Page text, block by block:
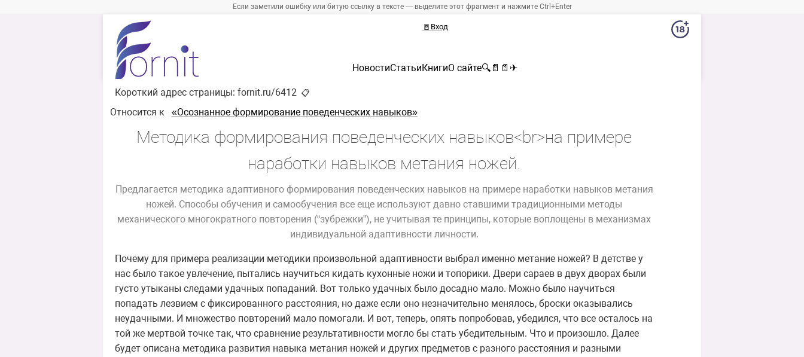
Если заметили ошибку или битую ссылку в тексте — выделите этот фрагмент и нажмите Ctrl+Enter
🚪 Вход
НовостиСтатьиКнигиО сайте🔍 📄 📄 ✈
Короткий адрес страницы: fornit.ru/6412 📋
Относится к «Осознанное формирование поведенческих навыков»
Методика формирования поведенческих навыков<br>на примере
наработки навыков метания ножей.
Предлагается методика адаптивного формирования поведенческих навыков на примере наработки навыков метания
ножей. Способы обучения и самообучения все еще используют давно ставшими традиционными методы
механического многократного повторения (“зубрежки”), не учитывая те принципы, которые воплощены в механизмах
индивидуальной адаптивности личности.
Почему для примера реализации методики произвольной адаптивности выбрал именно метание ножей? В детстве у
нас было такое увлечение, пытались научиться кидать кухонные ножи и топорики. Двери сараев в двух дворах были
густо утыканы следами удачных попаданий. Вот только удачных было досадно мало. Можно было научиться
попадать лезвием с фиксированного расстояния, но даже если оно незначительно менялось, броски оказывались
неудачными. И множество повторений мало помогали. И вот, теперь, опять попробовав, убедился, что все осталось на
той же мертвой точке так, что сравнение результативности могло бы стать убедительным. Что и произошло. Далее
будет описана методика развития навыка метания ножей и других предметов с разного расстояния и разными